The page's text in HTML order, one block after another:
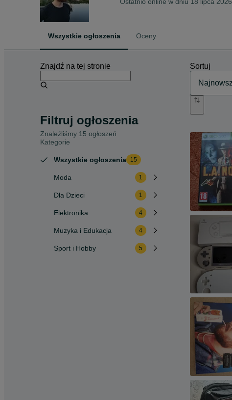
Wszystkie ogłoszenia Oceny
Znajdź na tej stronie
Filtruj ogłoszenia
Znaleźliśmy 15 ogłoszeń
Kategorie
Wszystkie ogłoszenia 15
Moda 1
Dla Dzieci 1
Elektronika 4
Muzyka i Edukacja 4
Sport i Hobby 5
Sortuj